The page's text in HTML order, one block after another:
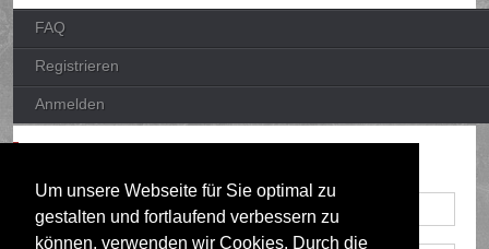
Um unsere Webseite für Sie optimal zu
gestalten und fortlaufend verbessern zu
können, verwenden wir Cookies. Durch die
FAQ
Registrieren
Anmelden